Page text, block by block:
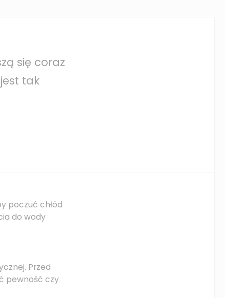
się coraz
tak
poczuć chłód
do wody
Przed
pewność czy